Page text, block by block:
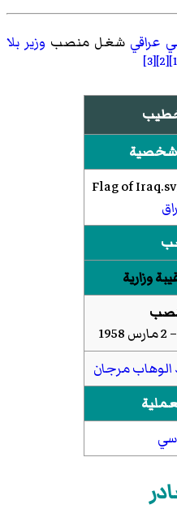
عراقي شغل منصب وزير بلا
[2]
[3]
شخصية
وزارية
الوهاب مرجان